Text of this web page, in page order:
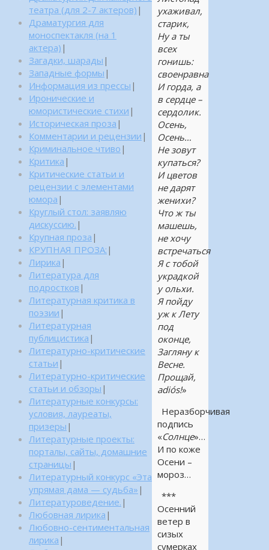
ухаживал,
старик,
Ну а ты
всех
гонишь:
своенравна
И горда, а
в сердце –
сердолик.
Осень,
Осень…
Не зовут
купаться?
И цветов
не дарят
женихи?
Что ж ты
машешь,
не хочу
встречаться
Я с тобой
украдкой
у ольхи.
Я пойду
уж к Лету
под
оконце,
Загляну к
Весне.
Прощай,
adiós!»
Неразборчивая
подпись
«Солнце»…
И по коже
Осени –
мороз…
***
Осенний
ветер в
сизых
сумерках
театра (для 2-7 актеров) |
Драматургия для
моноспектакля (на 1
актера) |
Загадки, шарады |
Западные формы |
Информация из прессы |
Иронические и
юмористические стихи |
Историческая проза |
Комментарии и рецензии |
Криминальное чтиво |
Критика |
Критические статьи и
рецензии с элементами
юмора |
Круглый стол: заявляю
дискуссию. |
Крупная проза |
КРУПНАЯ ПРОЗА: |
Лирика |
Литература для
подростков |
Литературная критика в
поэзии |
Литературная
публицистика |
Литературно-критические
статьи |
Литературно-критические
статьи и обзоры |
Литературные конкурсы:
условия, лауреаты,
призеры |
Литературные проекты:
порталы, сайты, домашние
страницы |
Литературный конкурс «Эта
упрямая дама — судьба» |
Литературоведение. |
Любовная лирика |
Любовно-сентиментальная
лирика |